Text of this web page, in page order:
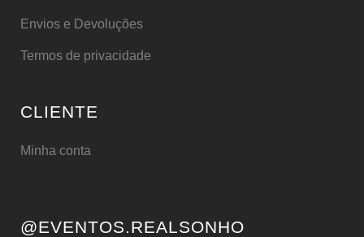
Envios e Devoluções
Termos de privacidade
CLIENTE
Minha conta
@EVENTOS.REALSONHO